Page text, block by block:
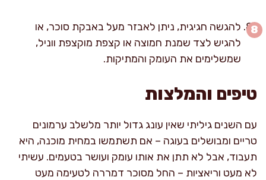
להגשה חגיגית, ניתן לאבזר מעל באבקת סוכר, או
להגיש לצד שמנת חמוצה או קצפת מוקצפת ווניל,
שמשלימים את העומק והמתיקות.
טיפים והמלצות
עם השנים גיליתי שאין עונג גדול יותר מלשלב ערמונים
טריים ומבושלים בעוגה – אם תשתמשו במחית מוכנה, היא
תעבוד, אבל לא תתן את אותו עומק ועושר בטעמים. עשיתי
לא מעט וריאציות – החל מסוכר דמררה לטעימה מעט